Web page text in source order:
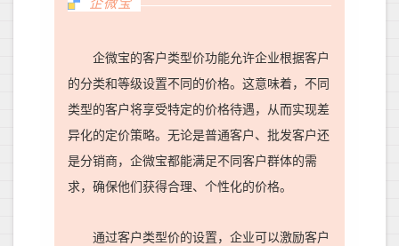
企微宝
企微宝的客户类型价功能允许企业根据客户
的分类和等级设置不同的价格。这意味着，不同
类型的客户将享受特定的价格待遇，从而实现差
异化的定价策略。无论是普通客户、批发客户还
是分销商，企微宝都能满足不同客户群体的需
求，确保他们获得合理、个性化的价格。
通过客户类型价的设置，企业可以激励客户